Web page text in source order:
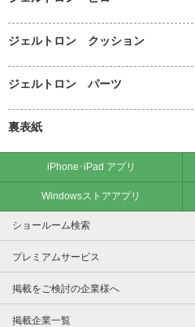
ジェルトロン クッション
ジェルトロン パーツ
裏表紙
iPhone･iPad アプリ
Windowsストアアプリ
ショールーム検索
プレミアムサービス
掲載をご検討の企業様へ
掲載企業一覧